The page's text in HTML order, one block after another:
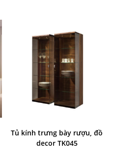
Tủ kính trưng bày rượu, đồ
decor TK045